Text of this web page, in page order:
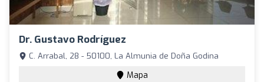
Dr. Gustavo Rodríguez
C. Arrabal, 28 - 50100, La Almunia de Doña Godina
Mapa